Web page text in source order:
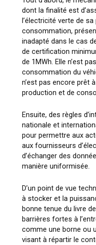
dont la finalité est
l’électricité verte de
consommation,
inadapté dans le cas
de certification
de 1MWh. Elle n’est
consommation du
n’est pas encore prêt
production et de
Ensuite, des règles
nationale et
pour permettre aux
aux fournisseurs
d’échanger des
manière uniformisée.
D’un point de vue
à stocker et la
bonne tenue du livre
barrières fortes à
comme une borne ou
visant à répartir le